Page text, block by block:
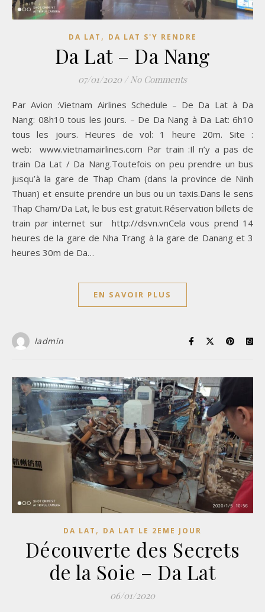
DA LAT , DA LAT S'Y RENDRE
Da Lat – Da Nang
07/01/2020 / No Comments
Par Avion :Vietnam Airlines Schedule – De Da Lat à Da
Nang: 08h10 tous les jours. – De Da Nang à Da Lat: 6h10
tous les jours. Heures de vol: 1 heure 20m. Site :
web: www.vietnamairlines.com Par train :Il n’y a pas de
train Da Lat / Da Nang.Toutefois on peu prendre un bus
jusqu’à la gare de Thap Cham (dans la province de Ninh
Thuan) et ensuite prendre un bus ou un taxis.Dans le sens
Thap Cham/Da Lat, le bus est gratuit.Réservation billets de
train par internet sur http://dsvn.vnCela vous prend 14
heures de la gare de Nha Trang à la gare de Danang et 3
heures 30m de Da…
EN SAVOIR PLUS
ladmin
DA LAT , DA LAT LE 2EME JOUR
Découverte des Secrets
de la Soie – Da Lat
06/01/2020